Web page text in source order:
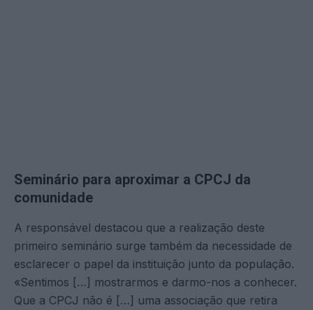
Seminário para aproximar a CPCJ da
comunidade
A responsável destacou que a realização deste
primeiro seminário surge também da necessidade de
esclarecer o papel da instituição junto da população.
«Sentimos […] mostrarmos e darmo-nos a conhecer.
Que a CPCJ não é […] uma associação que retira